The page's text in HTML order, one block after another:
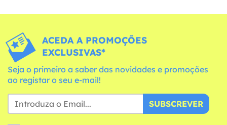
ACEDA A PROMOÇÕES
EXCLUSIVAS*
Seja o primeiro a saber das novidades e promoções
ao registar o seu e-mail!
SUBSCREVER